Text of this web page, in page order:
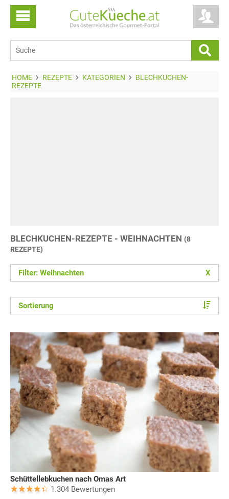
HOME REZEPTE KATEGORIEN
BLECHKUCHEN-
REZEPTE
BLECHKUCHEN-REZEPTE - WEIHNACHTEN (8
REZEPTE)
Filter: Weihnachten X
Sortierung
Schüttellebkuchen nach Omas Art
1.304 Bewertungen